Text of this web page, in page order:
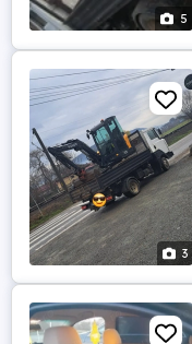
5
3